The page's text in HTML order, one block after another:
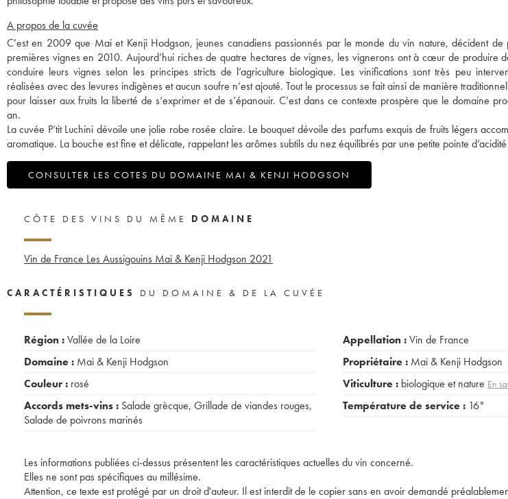
A propos de la cuvée
C’est en 2009 que Mai et Kenji Hodgson, jeunes canadiens passionnés par le monde du vin nature, décident de
premières vignes en 2010. Aujourd’hui riches de quatre hectares de vignes, les vignerons ont à cœur de produire
conduire leurs vignes selon les principes stricts de l’agriculture biologique. Les vinifications sont très peu
réalisées avec des levures indigènes et aucun soufre n’est ajouté. Tout le processus se fait ainsi de manière
pour laisser aux fruits la liberté de s’exprimer et de s’épanouir. C’est dans ce contexte prospère que le domaine
an.
La cuvée P’tit Luchini dévoile une jolie robe rosée claire. Le bouquet dévoile des parfums exquis de fruits légers
aromatique. La bouche est fine et délicate, rappelant les arômes subtils du nez équilibrés par une petite pointe
CONSULTER LES COTES DU DOMAINE MAI & KENJI HODGSON
CÔTE DES VINS DU MÊME DOMAINE
Vin de France Les Aussigouins Mai & Kenji Hodgson 2021
CARACTÉRISTIQUES DU DOMAINE & DE LA CUVÉE
Région :Vallée de la Loire
Domaine : Mai & Kenji Hodgson
Couleur : rosé
Accords mets-vins : Salade grècque, Grillade de viandes rouges,
Salade de poivrons marinés
Appellation :Vin de France
Propriétaire : Mai & Kenji Hodgson
Viticulture : biologique et nature En
Température de service : 16°
Les informations publiées ci-dessus présentent les caractéristiques actuelles du vin concerné.
Elles ne sont pas spécifiques au millésime.
Attention, ce texte est protégé par un droit d'auteur. Il est interdit de le copier sans en avoir demandé